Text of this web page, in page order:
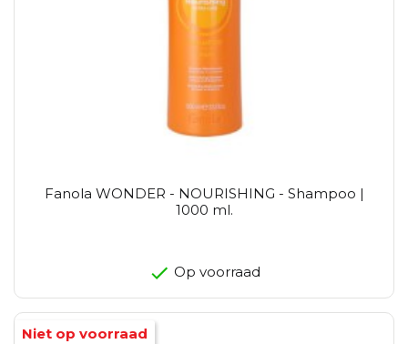
Fanola WONDER - NOURISHING - Shampoo |
1000 ml.
Op voorraad
Niet op voorraad